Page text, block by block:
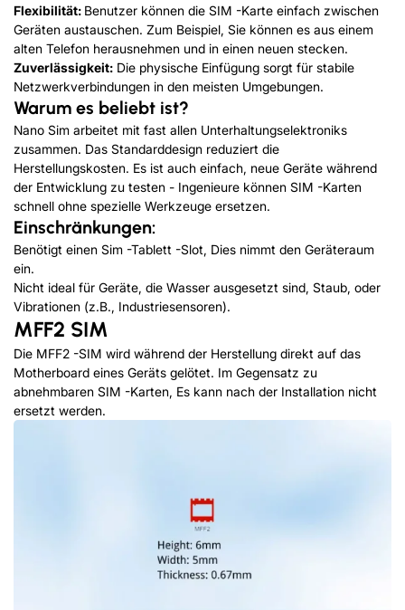
Flexibilität: Benutzer können die SIM -Karte einfach zwischen
Geräten austauschen. Zum Beispiel, Sie können es aus einem
alten Telefon herausnehmen und in einen neuen stecken.
Zuverlässigkeit: Die physische Einfügung sorgt für stabile
Netzwerkverbindungen in den meisten Umgebungen.
Warum es beliebt ist?
Nano Sim arbeitet mit fast allen Unterhaltungselektroniks
zusammen. Das Standarddesign reduziert die
Herstellungskosten. Es ist auch einfach, neue Geräte während
der Entwicklung zu testen - Ingenieure können SIM -Karten
schnell ohne spezielle Werkzeuge ersetzen.
Einschränkungen:
Benötigt einen Sim -Tablett -Slot, Dies nimmt den Geräteraum
ein.
Nicht ideal für Geräte, die Wasser ausgesetzt sind, Staub, oder
Vibrationen (z.B., Industriesensoren).
MFF2 SIM
Die MFF2 -SIM wird während der Herstellung direkt auf das
Motherboard eines Geräts gelötet. Im Gegensatz zu
abnehmbaren SIM -Karten, Es kann nach der Installation nicht
ersetzt werden.